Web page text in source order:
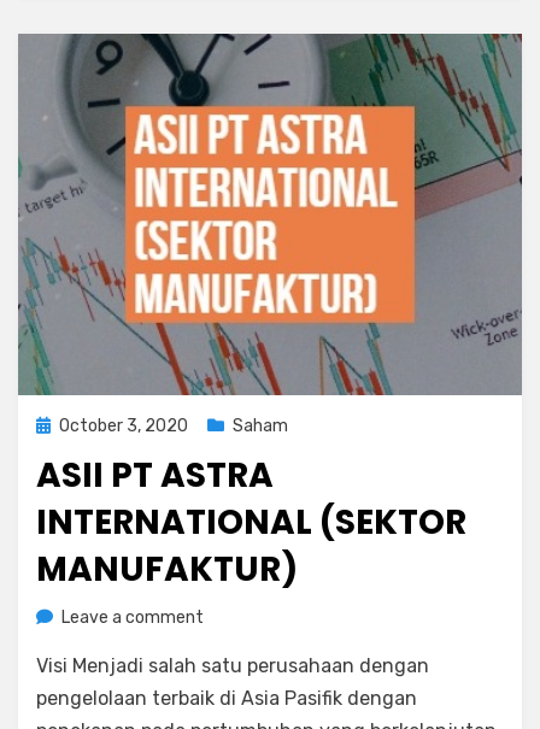
Posted
October 3, 2020 Saham
ASII PT ASTRA
INTERNATIONAL (SEKTOR
MANUFAKTUR)
byRediyus Putra
Leave a comment
PT
Astra
International
Visi Menjadi salah satu perusahaan dengan
pengelolaan terbaik di Asia Pasifik dengan